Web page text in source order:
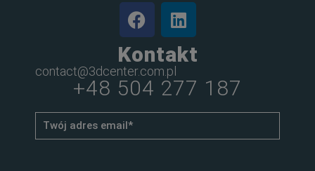
Kontakt
contact@3dcenter.com.pl
+48 504 277 187